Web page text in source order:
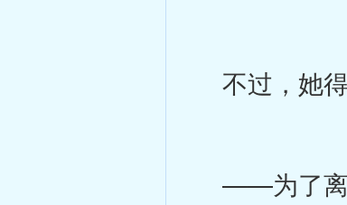
不过，她得
——为了离